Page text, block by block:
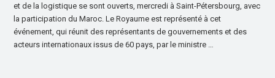
et de la logistique se sont ouverts, mercredi à Saint-Pétersbourg, avec
la participation du Maroc. Le Royaume est représenté à cet
événement, qui réunit des représentants de gouvernements et des
acteurs internationaux issus de 60 pays, par le ministre …